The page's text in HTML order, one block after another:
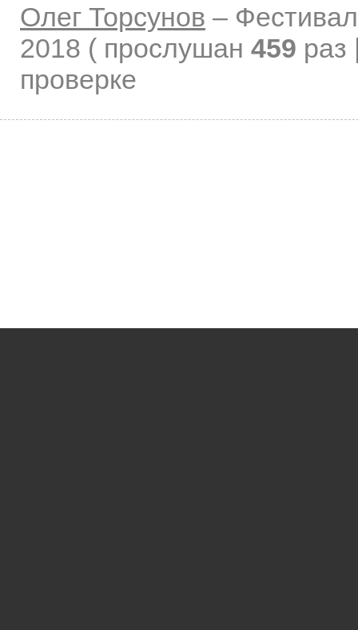
Олег Торсунов –
2018 ( прослушан 459 раз
проверке